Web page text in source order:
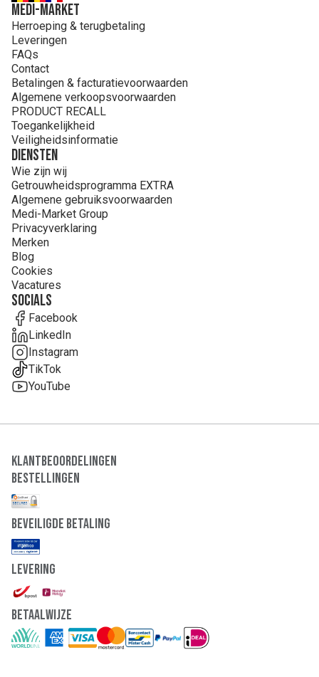
MEDI-MARKET
Herroeping & terugbetaling
Leveringen
FAQs
Contact
Betalingen & facturatievoorwaarden
Algemene verkoopsvoorwaarden
PRODUCT RECALL
Toegankelijkheid
Veiligheidsinformatie
Diensten
Wie zijn wij
Getrouwheidsprogramma EXTRA
Algemene gebruiksvoorwaarden
Medi-Market Group
Privacyverklaring
Merken
Blog
Cookies
Vacatures
Socials
Facebook
LinkedIn
Instagram
TikTok
YouTube
Klantbeoordelingen
Bestellingen
Beveiligde Betaling
Levering
Betaalwijze